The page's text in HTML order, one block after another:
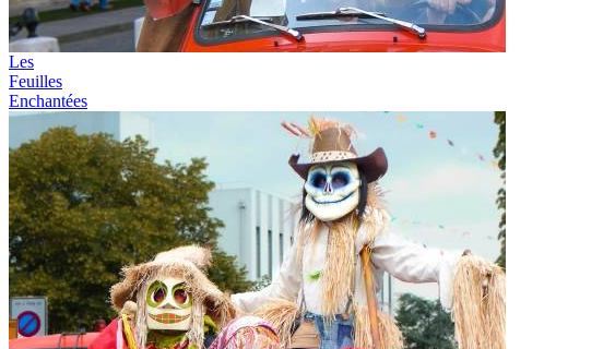
Les
Feuilles
Enchantées